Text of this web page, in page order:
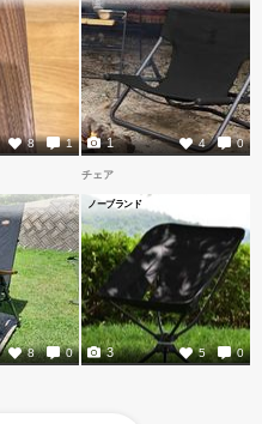
8 1 4 0
1
8 0
チェア
ノーブランド
5 0
3